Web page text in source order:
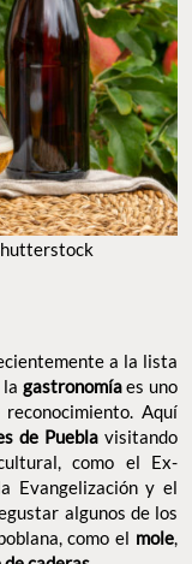
a la lista
la gastronomíaes uno
Aquí
de Puebla visitando
como el Ex-
Evangelización y el
algunos de los
como el mole,